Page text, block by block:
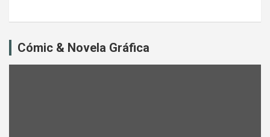
Cómic & Novela Gráfica